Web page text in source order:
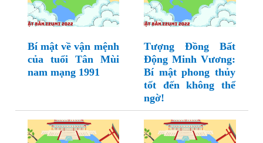
Bí mật về vận mệnh
của tuổi Tân Mùi
nam mạng 1991
Tượng Đồng Bất
Động Minh Vương:
Bí mật phong thủy
tốt đến không thể
ngờ!